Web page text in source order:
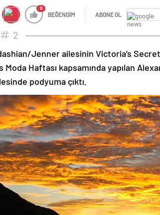
0
BEĞENDİM ABONE OL
2
Jenner ailesinin Victoria’s
Moda Haftası kapsamında yapılan
podyuma çıktı.